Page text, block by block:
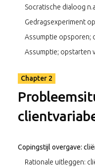
Socratische dialoog
Gedragsexperiment
Assumptie opsporen;
Assumptie; opstarten
Chapter 2
Copingstijl overgave:
Rationale uitleggen: